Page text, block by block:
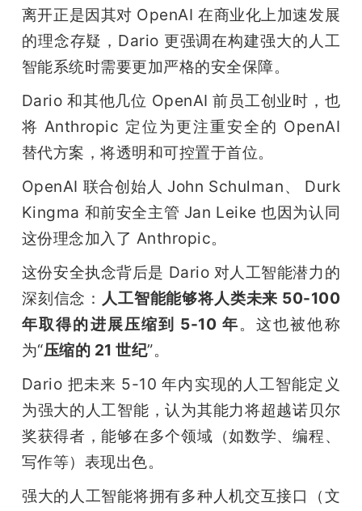
离开正是因其对 OpenAI 在商业化上加速发展
的理念存疑，Dario 更强调在构建强大的人工
智能系统时需要更加严格的安全保障。
Dario 和其他几位 OpenAI 前员工创业时，也
将 Anthropic 定位为更注重安全的 OpenAI
替代方案，将透明和可控置于首位。
OpenAI 联合创始人 John Schulman、 Durk
Kingma 和前安全主管 Jan Leike 也因为认同
这份理念加入了 Anthropic。
这份安全执念背后是 Dario 对人工智能潜力的
深刻信念： 人工智能能够将人类未来 50-100
年取得的进展压缩到 5-10 年。这也被他称
为“压缩的 21 世纪”。
Dario 把未来 5-10 年内实现的人工智能定义
为强大的人工智能，认为其能力将超越诺贝尔
奖获得者，能够在多个领域（如数学、编程、
写作等）表现出色。
强大的人工智能将拥有多种人机交互接口（文